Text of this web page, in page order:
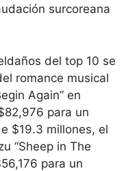
surcoreana
del top 10 se
romance musical
Again” en
para un
$19.3 millones, el
“Sheep in The
para un